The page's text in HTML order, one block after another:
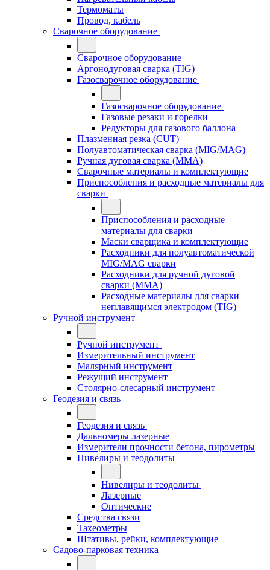
Термоматы
Провод, кабель
Сварочное оборудование
Сварочное оборудование
Аргонодуговая сварка (TIG)
Газосварочное оборудование
Газосварочное оборудование
Газовые резаки и горелки
Редукторы для газового баллона
Плазменная резка (CUT)
Полуавтоматическая сварка (MIG/MAG)
Ручная дуговая сварка (MMA)
Сварочные материалы и комплектующие
Приспособления и расходные материалы для
сварки
Приспособления и расходные
материалы для сварки
Маски сварщика и комплектующие
Расходники для полуавтоматической
MIG/MAG сварки
Расходники для ручной дуговой
сварки (MMA)
Расходные материалы для сварки
неплавящимся электродом (TIG)
Ручной инструмент
Ручной инструмент
Измерительный инструмент
Малярный инструмент
Режущий инструмент
Столярно-слесарный инструмент
Геодезия и связь
Геодезия и связь
Дальномеры лазерные
Измерители прочности бетона, пирометры
Нивелиры и теодолиты
Нивелиры и теодолиты
Лазерные
Оптические
Средства связи
Тахеометры
Штативы, рейки, комплектующие
Садово-парковая техника